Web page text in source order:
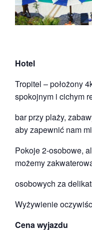
Hotel
Tropitel – położony
spokojnym i cichym
bar przy plaży,
aby zapewnić nam
Pokoje 2-osobowe,
możemy
osobowych za
Wyżywienie
Cena wyjazdu